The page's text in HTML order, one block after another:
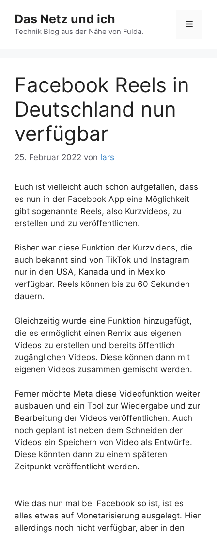
Inhalt
springen
Das Netz und ich
Technik Blog aus der Nähe von Fulda.
Menü
Facebook Reels in
Deutschland nun
verfügbar
25. Februar 2022 von lars
Euch ist vielleicht auch schon aufgefallen, dass
es nun in der Facebook App eine Möglichkeit
gibt sogenannte Reels, also Kurzvideos, zu
erstellen und zu veröffentlichen.
Bisher war diese Funktion der Kurzvideos, die
auch bekannt sind von TikTok und Instagram
nur in den USA, Kanada und in Mexiko
verfügbar. Reels können bis zu 60 Sekunden
dauern.
Gleichzeitig wurde eine Funktion hinzugefügt,
die es ermöglicht einen Remix aus eigenen
Videos zu erstellen und bereits öffentlich
zugänglichen Videos. Diese können dann mit
eigenen Videos zusammen gemischt werden.
Ferner möchte Meta diese Videofunktion weiter
ausbauen und ein Tool zur Wiedergabe und zur
Bearbeitung der Videos veröffentlichen. Auch
noch geplant ist neben dem Schneiden der
Videos ein Speichern von Video als Entwürfe.
Diese könnten dann zu einem späteren
Zeitpunkt veröffentlicht werden.
Wie das nun mal bei Facebook so ist, ist es
alles etwas auf Monetarisierung ausgelegt. Hier
allerdings noch nicht verfügbar, aber in den